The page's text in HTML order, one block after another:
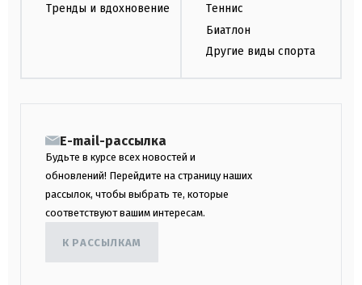
Тренды и вдохновение
Теннис
Биатлон
Другие виды спорта
E-mail-рассылка
Будьте в курсе всех новостей и
обновлений! Перейдите на страницу наших
рассылок, чтобы выбрать те, которые
соответствуют вашим интересам.
К РАССЫЛКАМ